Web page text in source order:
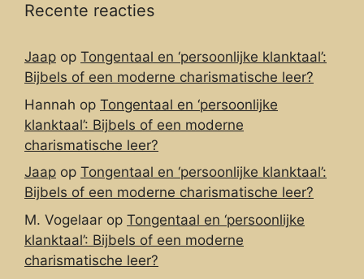
Recente reacties
Jaap op Tongentaal en ‘persoonlijke klanktaal’:
Bijbels of een moderne charismatische leer?
Hannah op Tongentaal en ‘persoonlijke
klanktaal’: Bijbels of een moderne
charismatische leer?
Jaap op Tongentaal en ‘persoonlijke klanktaal’:
Bijbels of een moderne charismatische leer?
M. Vogelaar op Tongentaal en ‘persoonlijke
klanktaal’: Bijbels of een moderne
charismatische leer?